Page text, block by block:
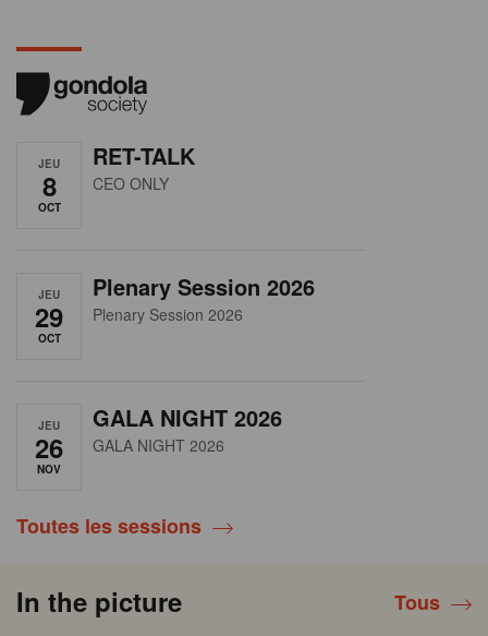
JEU
8
OCT
RET-TALK
CEO ONLY
JEU
29
OCT
Plenary Session 2026
Plenary Session 2026
JEU
26
NOV
GALA NIGHT 2026
GALA NIGHT 2026
Toutes les sessions
In the picture Tous